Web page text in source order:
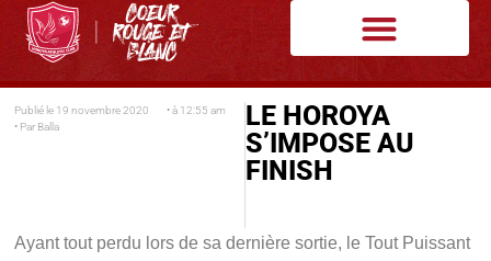
Publié le 19 novembre 2020 • à 12:55 am
• Par Balla
LE HOROYA
S’IMPOSE AU
FINISH
Ayant tout perdu lors de sa dernière sortie, le Tout Puissant